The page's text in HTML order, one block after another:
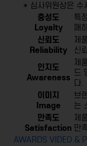
* 심사위원상은 수
충성도
Loyalty
특
매
신뢰도
Reliability
제
신
인지도
Awareness
제
드
다.
이미지
Image
브
는
만족도
Satisfaction
제
만
AWARDS VIDEO &